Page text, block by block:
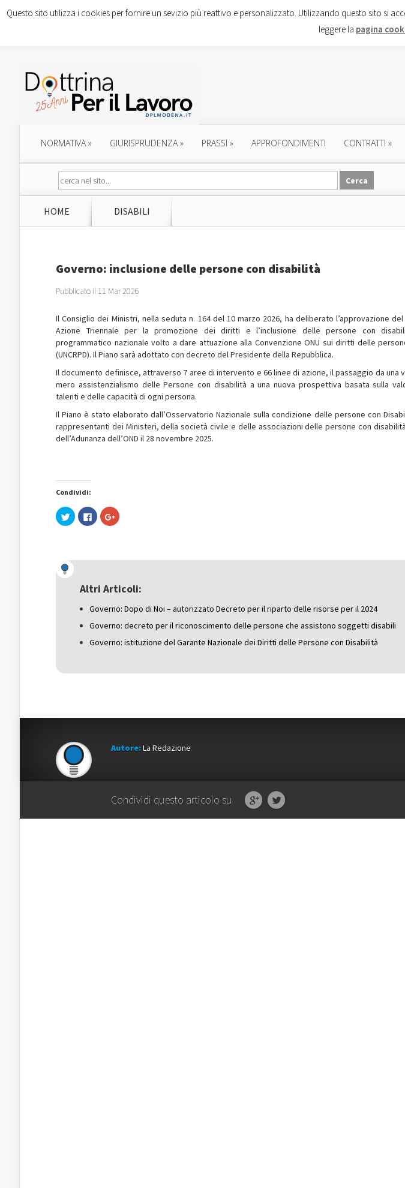
NORMATIVA» GIURISPRUDENZA» PRASSI » APPROFONDIMENTI CONTRATTI »
HOME DISABILI
Governo: inclusione delle persone con disabilità
Pubblicato il 11 Mar 2026
Il Consiglio dei Ministri, nella seduta n. 164 del 10 marzo 2026, ha deliberato l’approvazione
Azione Triennale per la promozione dei diritti e l’inclusione delle persone con
programmatico nazionale volto a dare attuazione alla Convenzione ONU sui diritti delle
(UNCRPD). Il Piano sarà adottato con decreto del Presidente della Repubblica.
Il documento definisce, attraverso 7 aree di intervento e 66 linee di azione, il passaggio da una
mero assistenzialismo delle Persone con disabilità a una nuova prospettiva basata sulla
talenti e delle capacità di ogni persona.
Il Piano è stato elaborato dall’Osservatorio Nazionale sulla condizione delle persone con
rappresentanti dei Ministeri, della società civile e delle associazioni delle persone con
dell’Adunanza dell’OND il 28 novembre 2025.
Condividi:
Fai
clic
(Si
apre
una
nuova
Fai
clic
nuova
finestra)
Fai
clic
una
nuova
Altri Articoli:
Governo: Dopo di Noi – autorizzato Decreto per il riparto delle risorse per il 2024
Governo: decreto per il riconoscimento delle persone che assistono soggetti disabili
Governo: istituzione del Garante Nazionale dei Diritti delle Persone con Disabilità
Autore:La Redazione
Condividi questo articolo su
Questo sito utilizza i cookies per fornire un sevizio più reattivo e personalizzato. Utilizzando questo sito si
leggere la pagina